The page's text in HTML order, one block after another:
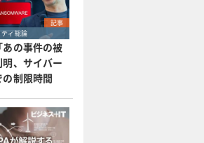
記事
ィ総論
の事件の被
、サイバー
制限時間